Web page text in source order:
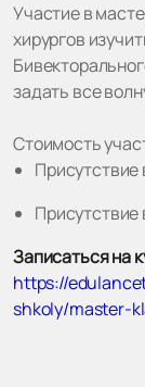
Участие в
хирургов
задать все
Стоимость
Присутствие
Присутствие
Записаться на
https://
shkoly/master-